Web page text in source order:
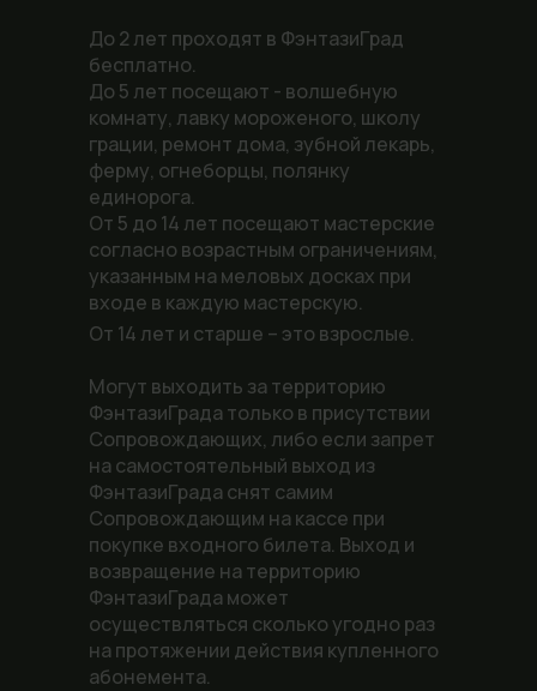
До 2 лет проходят в ФэнтазиГрад
бесплатно.
До 5 лет посещают - волшебную
комнату, лавку мороженого, школу
грации, ремонт дома, зубной лекарь,
ферму, огнеборцы, полянку
единорога.
От 5 до 14 лет посещают мастерские
согласно возрастным ограничениям,
указанным на меловых досках при
входе в каждую мастерскую.
От 14 лет и старше – это взрослые.
Могут выходить за территорию
ФэнтазиГрада только в присутствии
Сопровождающих, либо если запрет
на самостоятельный выход из
ФэнтазиГрада снят самим
Сопровождающим на кассе при
покупке входного билета. Выход и
возвращение на территорию
ФэнтазиГрада может
осуществляться сколько угодно раз
на протяжении действия купленного
абонемента.